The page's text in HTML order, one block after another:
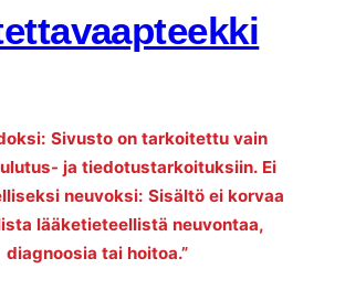
Sivusto on tarkoitettu vain
ja tiedotustarkoituksiin. Ei
neuvoksi: Sisältö ei korvaa
lääketieteellistä neuvontaa,
diagnoosia tai hoitoa.”